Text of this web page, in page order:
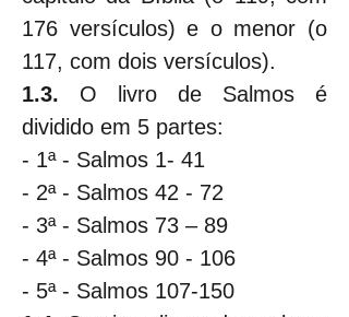
176 versículos) e o menor (o
117, com dois versículos).
1.3. O livro de Salmos é
dividido em 5 partes:
- 1ª - Salmos 1- 41
- 2ª - Salmos 42 - 72
- 3ª - Salmos 73 – 89
- 4ª - Salmos 90 - 106
- 5ª - Salmos 107-150